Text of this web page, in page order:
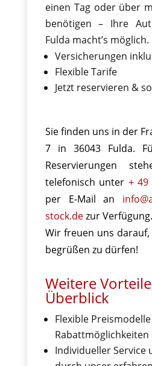
einen Tag oder über
benötigen – Ihre
Fulda macht’s möglich.
Versicherungen
Flexible Tarife
Jetzt reservieren &
Sie finden uns in der
7 in 36043 Fulda.
Reservierungen
telefonisch unter + 49
per E-Mail an
stock.dezur Verfügung.
Wir freuen uns darauf,
begrüßen zu dürfen!
Weitere
Überblick
Flexible
Rabattmöglichkeiten
Individueller Service